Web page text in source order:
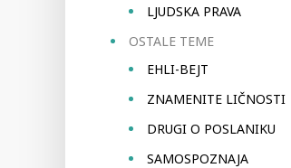
LJUDSKA PRAVA
OSTALE TEME
EHLI-BEJT
ZNAMENITE LIČNOSTI
DRUGI O POSLANIKU
SAMOSPOZNAJA